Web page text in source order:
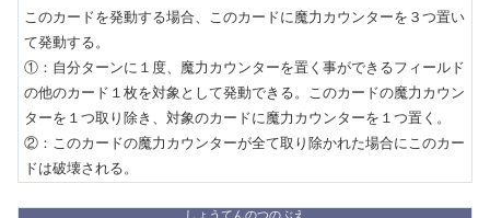
このカードを発動する場合、このカードに魔力カウンターを３つ置い
て発動する。
①：自分ターンに１度、魔力カウンターを置く事ができるフィールド
の他のカード１枚を対象として発動できる。このカードの魔力カウン
ターを１つ取り除き、対象のカードに魔力カウンターを１つ置く。
②：このカードの魔力カウンターが全て取り除かれた場合にこのカー
ドは破壊される。
しょうてんのつのぶえ